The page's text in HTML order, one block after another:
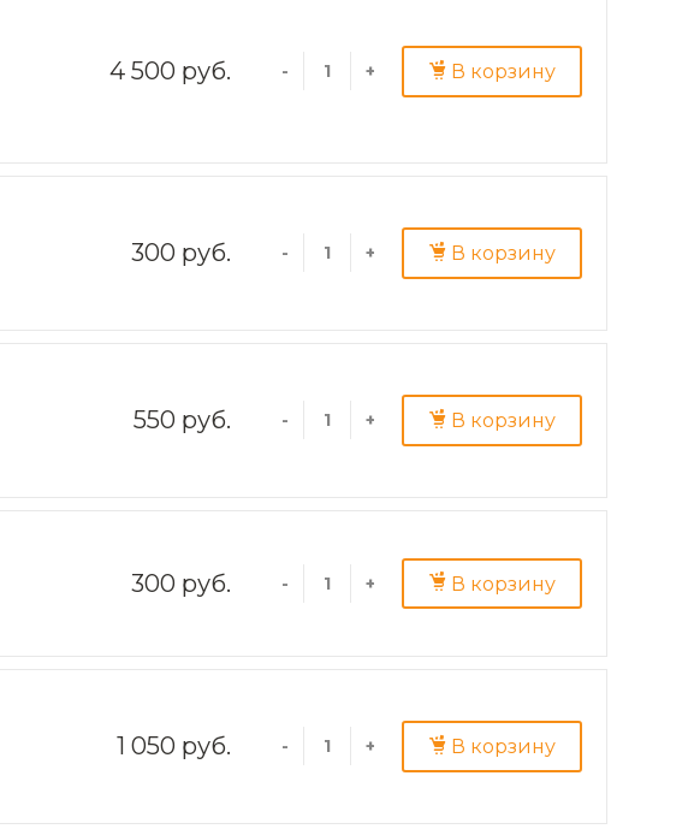
4 500 руб. - + В корзину
300 руб. - + В корзину
550 руб. - + В корзину
300 руб. - + В корзину
1 050 руб. - + В корзину